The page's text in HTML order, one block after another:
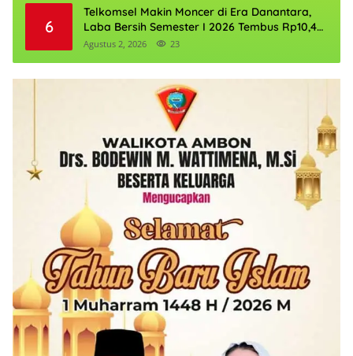
6
Telkomsel Makin Moncer di Era Danantara,
Laba Bersih Semester I 2026 Tembus Rp10,4
Triliun
Agustus 2, 2026 23